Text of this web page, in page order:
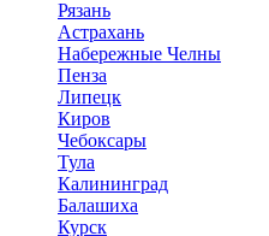
Рязань
Астрахань
Набережные Челны
Пенза
Липецк
Киров
Чебоксары
Тула
Калининград
Балашиха
Курск